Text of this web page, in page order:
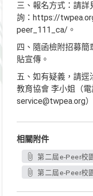
三、報名方式：請詳
詢：https://
peer_111_ca/。
四、隨函檢附招募
貼宣傳。
五、如有疑義，請逕
教育協會 李小姐（
service@twpea.org）
相關附件
第二屆e-Peer校
第二屆e-Peer校